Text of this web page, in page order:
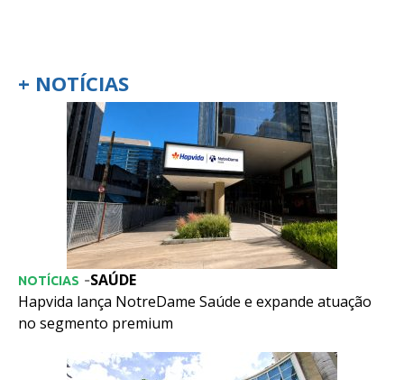
+ NOTÍCIAS
SAÚDE
NOTÍCIAS -
Hapvida lança NotreDame Saúde e expande atuação
no segmento premium